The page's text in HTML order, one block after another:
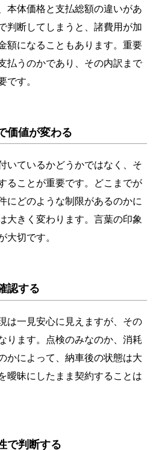
本体価格と支払総額の違いがあ
判断してしまうと、諸費用が加
額になることもあります。重要
払うのかであり、その内訳まで
です。
価値が変わる
いているかどうかではなく、そ
ることが重要です。どこまでが
にどのような制限があるのかに
大きく変わります。言葉の印象
大切です。
認する
は一見安心に見えますが、その
ります。点検のみなのか、消耗
かによって、納車後の状態は大
曖昧にしたまま契約することは
で判断する